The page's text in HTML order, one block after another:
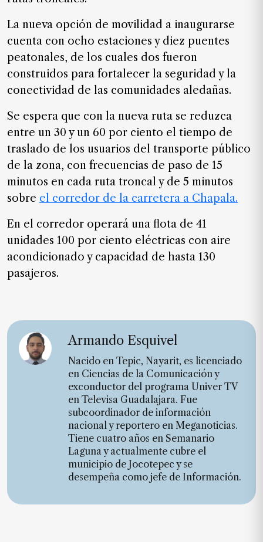
La nueva opción de movilidad a inaugurarse
cuenta con ocho estaciones y diez puentes
peatonales, de los cuales dos fueron
construidos para fortalecer la seguridad y la
conectividad de las comunidades aledañas.
Se espera que con la nueva ruta se reduzca
entre un 30 y un 60 por ciento el tiempo de
traslado de los usuarios del transporte público
de la zona, con frecuencias de paso de 15
minutos en cada ruta troncal y de 5 minutos
sobre el corredor de la carretera a Chapala.
En el corredor operará una flota de 41
unidades 100 por ciento eléctricas con aire
acondicionado y capacidad de hasta 130
pasajeros.
Armando Esquivel
Nacido en Tepic, Nayarit, es licenciado
en Ciencias de la Comunicación y
exconductor del programa Univer TV
en Televisa Guadalajara. Fue
subcoordinador de información
nacional y reportero en Meganoticias.
Tiene cuatro años en Semanario
Laguna y actualmente cubre el
municipio de Jocotepec y se
desempeña como jefe de Información.